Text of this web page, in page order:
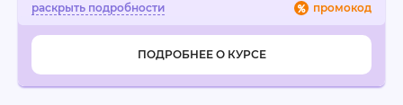
промокод
ПОДРОБНЕЕ О КУРСЕ